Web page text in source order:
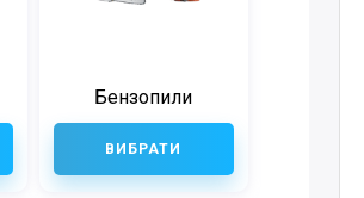
Бензопили
ВИБРАТИ